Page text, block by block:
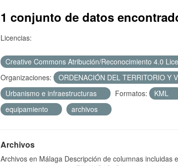
1 conjunto de datos
Licencias:
Creative Commons Atribución/Reconocimiento 4.0
Organizaciones:
ORDENACIÓN DEL TERRITORIO Y
Urbanismo e infraestructuras
Formatos: KML
equipamiento
archivos
Archivos
Archivos en Málaga Descripción de columnas incluidas